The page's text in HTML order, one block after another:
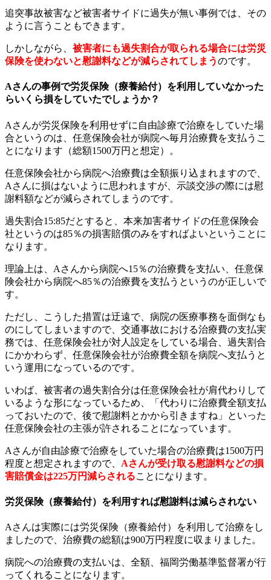
追突事故被害など被害者サイドに過失が無い事例では、その
ように言うこともできます。
しかしながら、 被害者にも過失割合が取られる場合には労災
保険を使わないと慰謝料などが減らされてしまうのです。
Aさんの事例で労災保険（療養給付）を利用していなかった
らいくら損をしていたでしょうか？
Aさんが労災保険を利用せずに自由診療で治療をしていた場
合というのは、任意保険会社が病院へ毎月治療費を支払うこ
とになります（総額1500万円と想定）。
任意保険会社から病院へ治療費は全額振り込まれますので、
Aさんに損はないように思われますが、示談交渉の際には慰
謝料額などが減らされてしまうのです。
過失割合15:85だとすると、本来加害者サイドの任意保険会
社というのは85％の損害賠償のみをすればよいということに
なります。
理論上は、Aさんから病院へ15％の治療費を支払い、任意保
険会社から病院へ85％の治療費を支払うというのが正しいで
す。
ただし、こうした措置は迂遠で、病院の医療事務を面倒なも
のにしてしまいますので、交通事故における治療費の支払実
務では、任意保険会社が対人設定をしている場合、過失割合
にかかわらず、任意保険会社が治療費全額を病院へ支払うと
いう運用になっているのです。
いわば、被害者の過失割合分は任意保険会社が肩代わりして
いるような形になっているため、「代わりに治療費全額支払
っておいたので、後で慰謝料とかから引きますね」といった
任意保険会社の主張が許されることになっています。
Aさんが自由診療で治療をしていた場合の治療費は1500万円
程度と想定されますので、 Aさんが受け取る慰謝料などの損
害賠償金は225万円減らされることになります。
労災保険（療養給付）を利用すれば慰謝料は減らされない
Aさんは実際には労災保険（療養給付）を利用して治療をし
ましたので、治療費の総額は900万円程度に収まりました。
病院への治療費の支払いは、全額、福岡労働基準監督署が行
ってくれることになります。